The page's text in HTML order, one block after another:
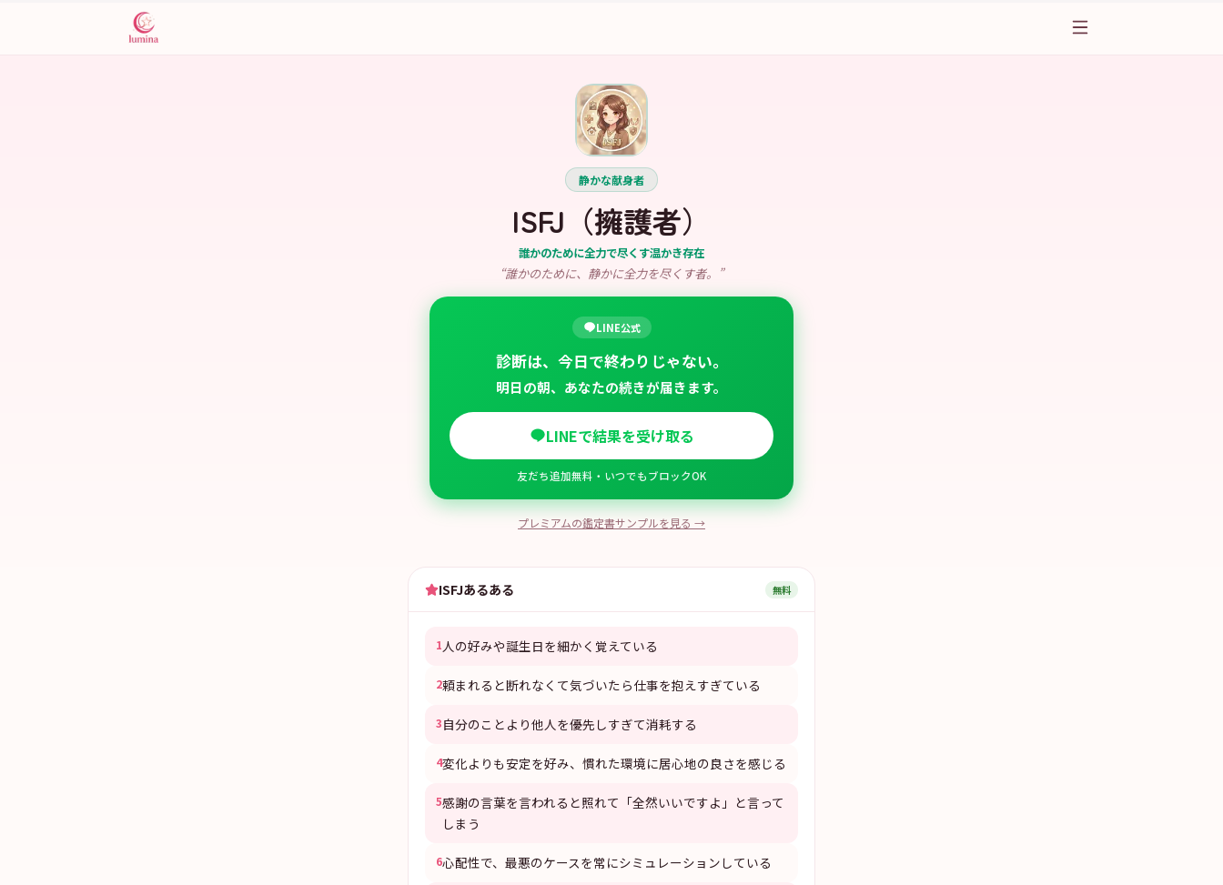
静かな献身者
ISFJ （擁護者）
誰かのために全力で尽くす温かき存在
“誰かのために、静かに全力を尽くす者。 ”
LINE公式
診断は、今日で終わりじゃない。
明日の朝、あなたの続きが届きます。
LINEで結果を受け取る
友だち追加無料・いつでもブロックOK
プレミアムの鑑定書サンプルを見る →
ISFJあるある 無料
1人の好みや誕生日を細かく覚えている
2頼まれると断れなくて気づいたら仕事を抱えすぎている
3自分のことより他人を優先しすぎて消耗する
4変化よりも安定を好み、慣れた環境に居心地の良さを感じる
5感謝の言葉を言われると照れて「全然いいですよ」と言って
しまう
6心配性で、最悪のケースを常にシミュレーションしている